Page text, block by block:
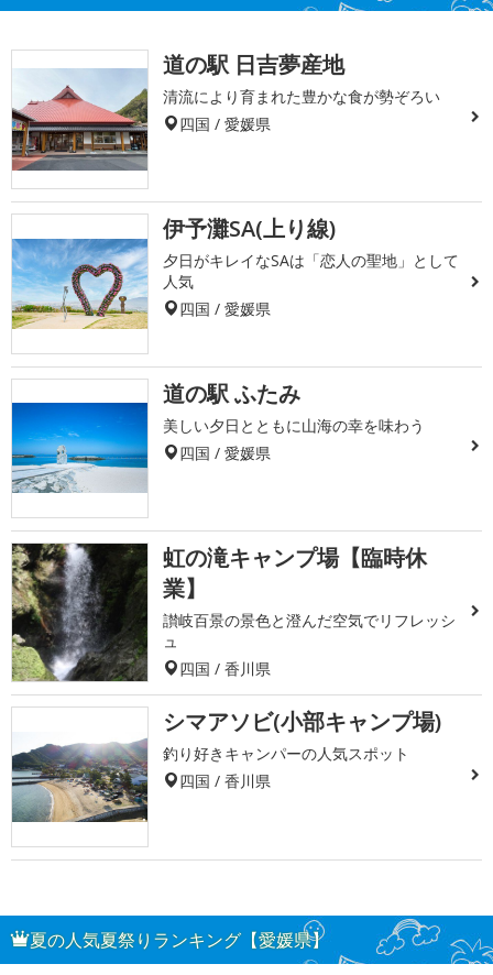
道の駅 日吉夢産地
清流により育まれた豊かな食が勢ぞろい
四国 / 愛媛県
伊予灘SA(上り線)
夕日がキレイなSAは「恋人の聖地」として
人気
四国 / 愛媛県
道の駅 ふたみ
美しい夕日とともに山海の幸を味わう
四国 / 愛媛県
虹の滝キャンプ場【臨時休
業】
讃岐百景の景色と澄んだ空気でリフレッシ
ュ
四国 / 香川県
シマアソビ(小部キャンプ場)
釣り好きキャンパーの人気スポット
四国 / 香川県
夏の人気夏祭りランキング【愛媛県】